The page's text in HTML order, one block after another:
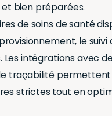
bien préparées.
de soins de santé
le suivi
intégrations avec
traçabilité
strictes tout en